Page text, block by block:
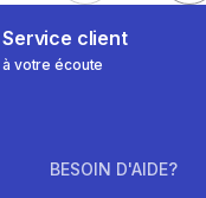
Service client
à votre écoute
BESOIN D'AIDE?